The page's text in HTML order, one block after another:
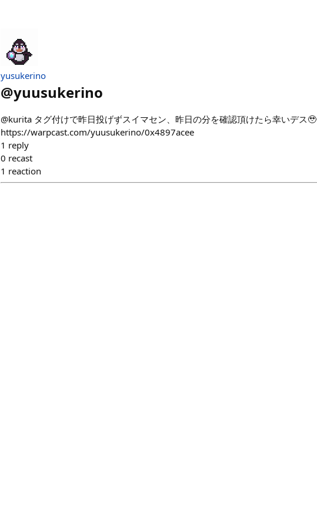
yusukerino
@yuusukerino
@kurita タグ付けで昨日投げずスイマセン、昨日の分を確認頂けたら幸いデス🥹
https://warpcast.com/yuusukerino/0x4897acee
1 reply
0 recast
1 reaction